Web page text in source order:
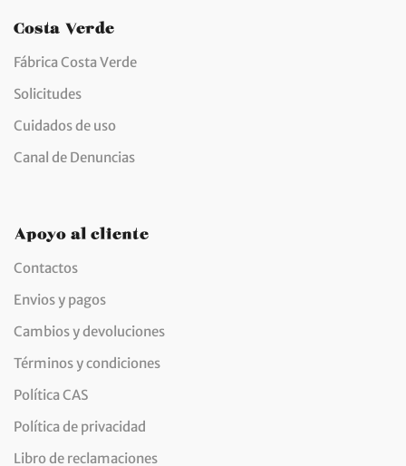
Costa Verde
Fábrica Costa Verde
Solicitudes
Cuidados de uso
Canal de Denuncias
Apoyo al cliente
Contactos
Envios y pagos
Cambios y devoluciones
Términos y condiciones
Política CAS
Política de privacidad
Libro de reclamaciones